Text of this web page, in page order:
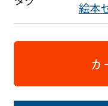
絵本
カ